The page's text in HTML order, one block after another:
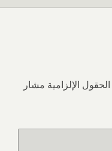
الحقول الإلزامية مشار